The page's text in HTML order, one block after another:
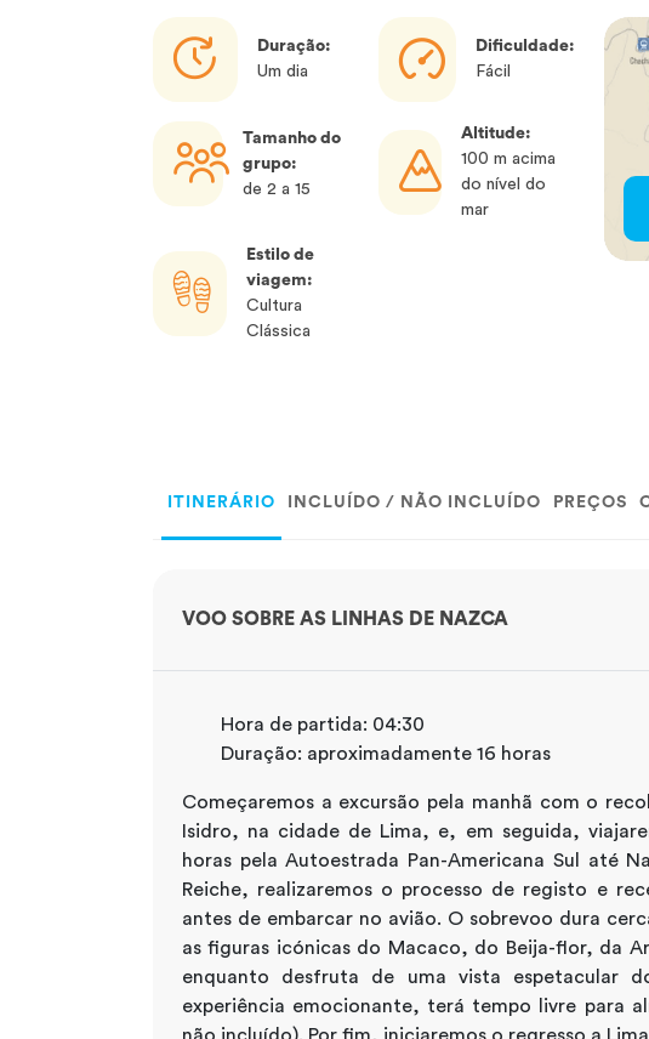
Duração:
Um dia
Dificuldade:
Fácil
Tamanho do
grupo:
de 2 a 15
Altitude:
100 m acima
do nível do
mar
Estilo de
viagem:
Cultura
Clássica
ITINERÁRIO INCLUÍDO / NÃO INCLUÍDO PREÇOS
VOO SOBRE AS LINHAS DE NAZCA
Hora de partida: 04:30
Duração: aproximadamente 16 horas
Começaremos a excursão pela manhã com o
Isidro, na cidade de Lima, e, em seguida,
horas pela Autoestrada Pan-Americana Sul até
Reiche, realizaremos o processo de registo e
antes de embarcar no avião. O sobrevoo dura
as figuras icónicas do Macaco, do Beija-flor, da
enquanto desfruta de uma vista espetacular
experiência emocionante, terá tempo livre para
não incluído). Por fim, iniciaremos o regresso a